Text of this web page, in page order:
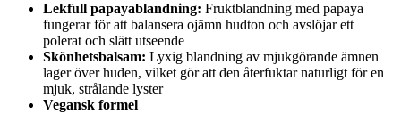
Lekfull papayablandning: Fruktblandning med papaya
fungerar för att balansera ojämn hudton och avslöjar ett
polerat och slätt utseende
Skönhetsbalsam: Lyxig blandning av mjukgörande ämnen
lager över huden, vilket gör att den återfuktar naturligt för en
mjuk, strålande lyster
Vegansk formel